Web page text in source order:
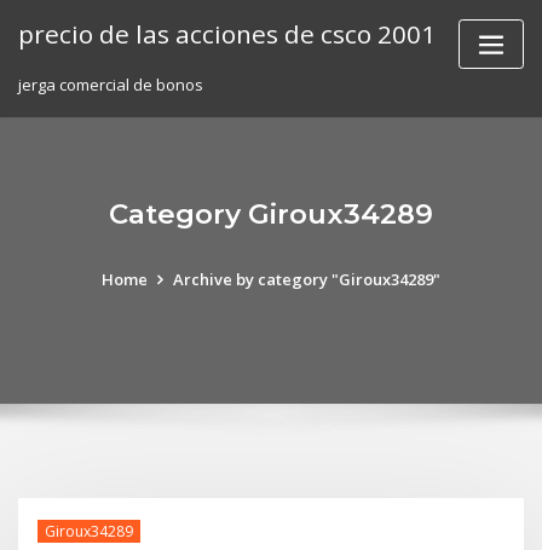
precio de las acciones de csco 2001
jerga comercial de bonos
Category Giroux34289
Home Archive by category "Giroux34289"
Giroux34289